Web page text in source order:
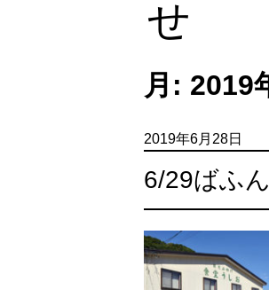
月: 2019
2019年6月28日
6/29ばふ